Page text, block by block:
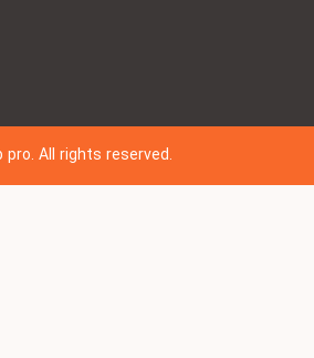
pro. All rights reserved.